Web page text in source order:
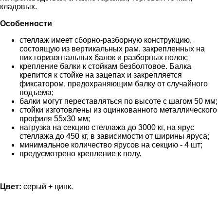
кладовых.
Особенности
стеллаж имеет сборно-разборную конструкцию,
состоящую из вертикальных рам, закрепленных на
них горизонтальных балок и разборных полок;
крепление балки к стойкам безболтовое. Балка
крепится к стойке на зацепах и закрепляется
фиксатором, предохраняющим балку от случайного
подъема;
балки могут переставляться по высоте с шагом 50 мм;
стойки изготовлены из оцинкованного металлического
профиля 55х30 мм;
нагрузка на секцию стеллажа до 3000 кг, на ярус
стеллажа до 450 кг, в зависимости от ширины яруса;
минимальное количество ярусов на секцию - 4 шт;
предусмотрено крепление к полу.
Цвет: серый + цинк.